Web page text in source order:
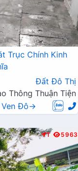
Trục Chính Kinh
Đất Đô Thị
Thông Thuận Tiện
Ven Đô→
T 5963